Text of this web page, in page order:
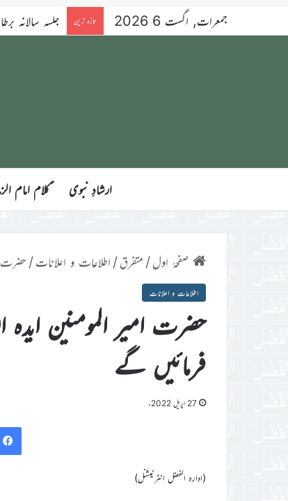
جمعرات, اگست 6 2026 تازہ ترین
ارشادِ نبوی ؑکلام امام
صفحۂ اول/ متفرق/ اطلاعات و اعلانات/حضرت
اطلاعات و اعلانات
حضرت امیر المومنین ایدہ
فرمائیں گے
27 اپریل 2022ء
(ادارہ الفضل انٹرنیشنل)